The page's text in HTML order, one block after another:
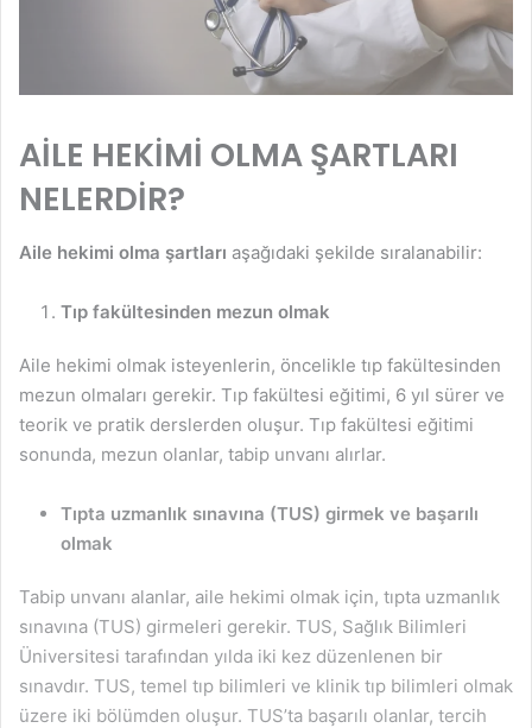
AİLE HEKİMİ OLMA ŞARTLARI
NELERDİR?
Aile hekimi olma şartları aşağıdaki şekilde sıralanabilir:
Tıp fakültesinden mezun olmak
Aile hekimi olmak isteyenlerin, öncelikle tıp fakültesinden
mezun olmaları gerekir. Tıp fakültesi eğitimi, 6 yıl sürer ve
teorik ve pratik derslerden oluşur. Tıp fakültesi eğitimi
sonunda, mezun olanlar, tabip unvanı alırlar.
Tıpta uzmanlık sınavına (TUS) girmek ve başarılı
olmak
Tabip unvanı alanlar, aile hekimi olmak için, tıpta uzmanlık
sınavına (TUS) girmeleri gerekir. TUS, Sağlık Bilimleri
Üniversitesi tarafından yılda iki kez düzenlenen bir
sınavdır. TUS, temel tıp bilimleri ve klinik tıp bilimleri olmak
üzere iki bölümden oluşur. TUS’ta başarılı olanlar, tercih